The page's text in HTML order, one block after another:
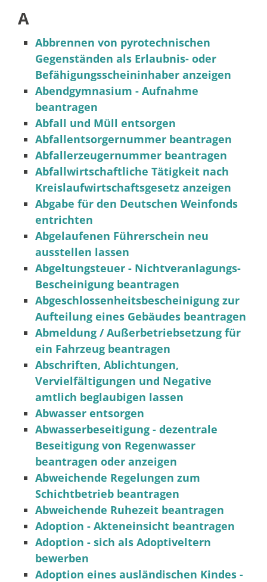
A
Abbrennen von pyrotechnischen
Gegenständen als Erlaubnis- oder
Befähigungsscheininhaber anzeigen
Abendgymnasium - Aufnahme
beantragen
Abfall und Müll entsorgen
Abfallentsorgernummer beantragen
Abfallerzeugernummer beantragen
Abfallwirtschaftliche Tätigkeit nach
Kreislaufwirtschaftsgesetz anzeigen
Abgabe für den Deutschen Weinfonds
entrichten
Abgelaufenen Führerschein neu
ausstellen lassen
Abgeltungsteuer - Nichtveranlagungs-
Bescheinigung beantragen
Abgeschlossenheitsbescheinigung zur
Aufteilung eines Gebäudes beantragen
Abmeldung / Außerbetriebsetzung für
ein Fahrzeug beantragen
Abschriften, Ablichtungen,
Vervielfältigungen und Negative
amtlich beglaubigen lassen
Abwasser entsorgen
Abwasserbeseitigung - dezentrale
Beseitigung von Regenwasser
beantragen oder anzeigen
Abweichende Regelungen zum
Schichtbetrieb beantragen
Abweichende Ruhezeit beantragen
Adoption - Akteneinsicht beantragen
Adoption - sich als Adoptiveltern
bewerben
Adoption eines ausländischen Kindes -